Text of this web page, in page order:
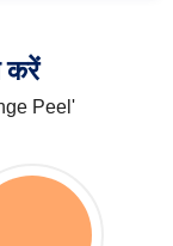
करें
Peel'